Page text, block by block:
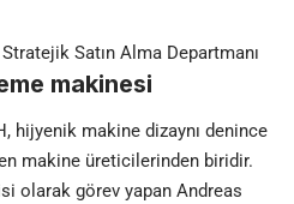
Satın Alma Departmanı
makinesi
hijyenik makine dizaynı denince
makine üreticilerinden biridir.
olarak görev yapan Andreas